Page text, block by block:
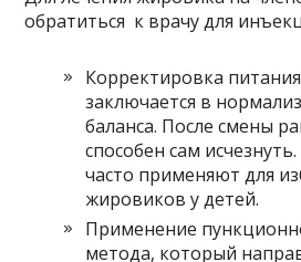
обратиться к врачу для
Корректировка
заключается в
баланса. После смены
способен сам
часто применяют для
жировиков у детей.
Применение
метода, который